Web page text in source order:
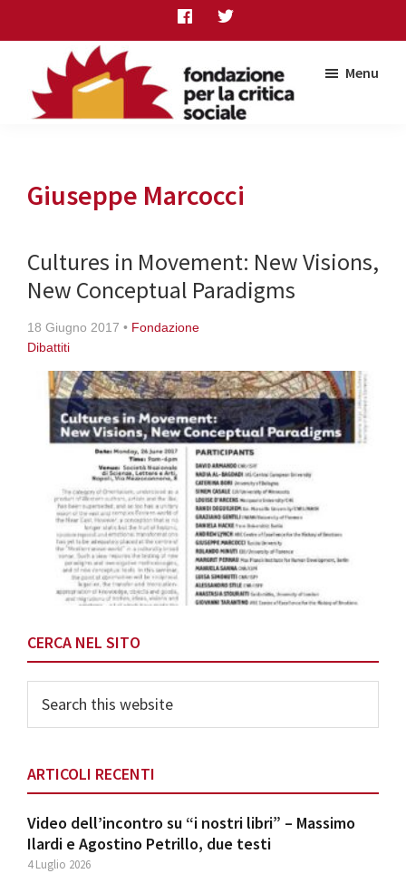
to
content
to
primary
sidebar
to
critica
sociale
Menu
Giuseppe Marcocci
Cultures in Movement: New Visions,
New Conceptual Paradigms
18 Giugno 2017 • Fondazione
Dibattiti
Primary
Sidebar
CERCA NEL SITO
this
website
ARTICOLI RECENTI
Video dell’incontro su “i nostri libri” – Massimo
Ilardi e Agostino Petrillo, due testi
4 Luglio 2026